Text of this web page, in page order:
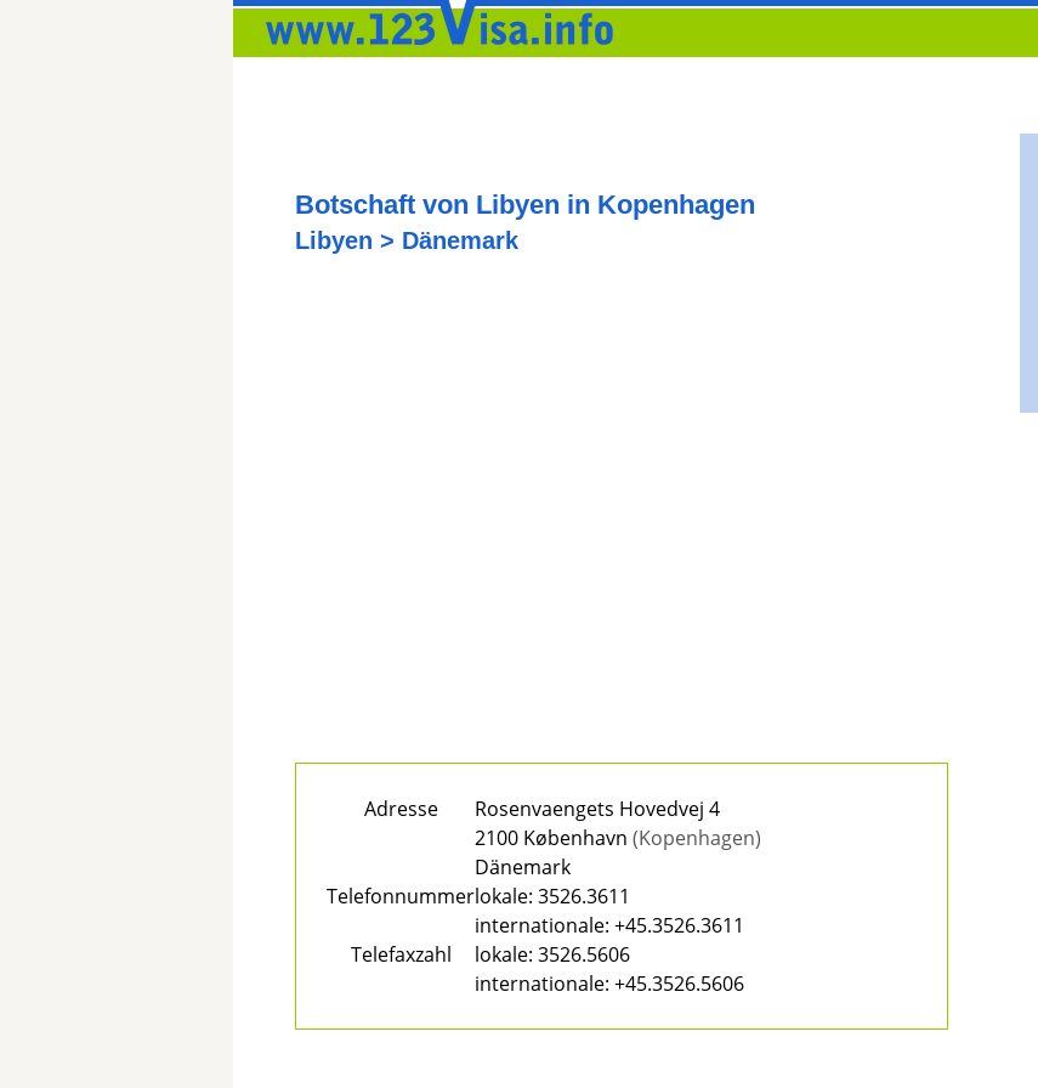
Botschaft von Libyen in Kopenhagen
Libyen > Dänemark
Adresse
Rosenvaengets Hovedvej 4
2100 København(Kopenhagen)
Dänemark
Telefonnummerlokale: 3526.3611
internationale: +45.3526.3611
Telefaxzahl
lokale: 3526.5606
internationale: +45.3526.5606